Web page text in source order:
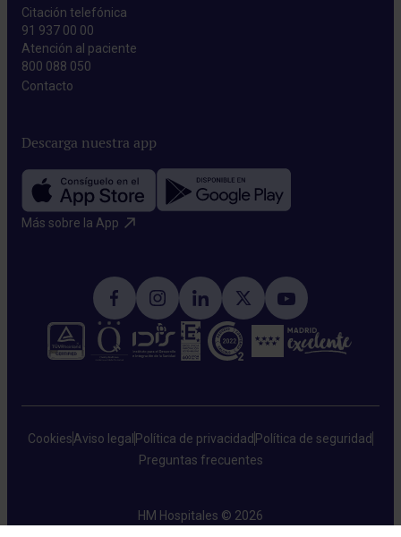
Citación telefónica
91 937 00 00
Atención al paciente
800 088 050
Contacto​
Descarga nuestra app
Más sobre la App​
CookiesAviso legalPolítica de privacidadPolítica de seguridad
Preguntas frecuentes
HM Hospitales © 2026